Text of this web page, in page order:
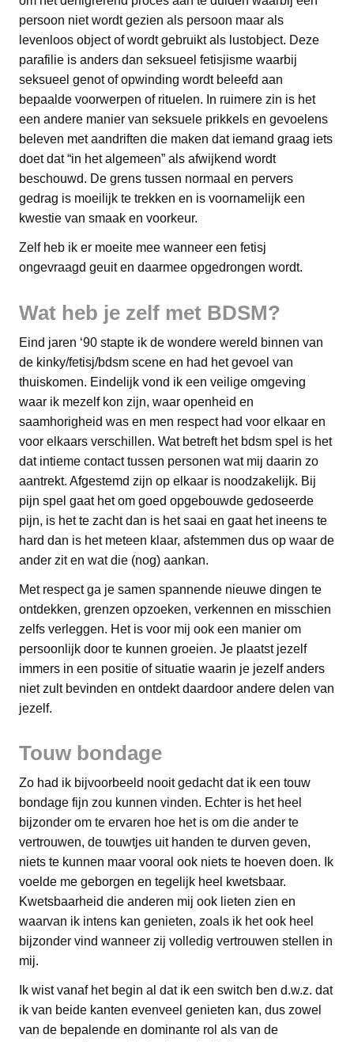
persoon niet wordt gezien als persoon maar als
levenloos object of wordt gebruikt als lustobject. Deze
parafilie is anders dan seksueel fetisjisme waarbij
seksueel genot of opwinding wordt beleefd aan
bepaalde voorwerpen of rituelen. In ruimere zin is het
een andere manier van seksuele prikkels en gevoelens
beleven met aandriften die maken dat iemand graag iets
doet dat “in het algemeen” als afwijkend wordt
beschouwd. De grens tussen normaal en pervers
gedrag is moeilijk te trekken en is voornamelijk een
kwestie van smaak en voorkeur.
Zelf heb ik er moeite mee wanneer een fetisj
ongevraagd geuit en daarmee opgedrongen wordt.
Wat heb je zelf met BDSM?
Eind jaren ‘90 stapte ik de wondere wereld binnen van
de kinky/fetisj/bdsm scene en had het gevoel van
thuiskomen. Eindelijk vond ik een veilige omgeving
waar ik mezelf kon zijn, waar openheid en
saamhorigheid was en men respect had voor elkaar en
voor elkaars verschillen. Wat betreft het bdsm spel is het
dat intieme contact tussen personen wat mij daarin zo
aantrekt. Afgestemd zijn op elkaar is noodzakelijk. Bij
pijn spel gaat het om goed opgebouwde gedoseerde
pijn, is het te zacht dan is het saai en gaat het ineens te
hard dan is het meteen klaar, afstemmen dus op waar de
ander zit en wat die (nog) aankan.
Met respect ga je samen spannende nieuwe dingen te
ontdekken, grenzen opzoeken, verkennen en misschien
zelfs verleggen. Het is voor mij ook een manier om
persoonlijk door te kunnen groeien. Je plaatst jezelf
immers in een positie of situatie waarin je jezelf anders
niet zult bevinden en ontdekt daardoor andere delen van
jezelf.
Touw bondage
Zo had ik bijvoorbeeld nooit gedacht dat ik een touw
bondage fijn zou kunnen vinden. Echter is het heel
bijzonder om te ervaren hoe het is om die ander te
vertrouwen, de touwtjes uit handen te durven geven,
niets te kunnen maar vooral ook niets te hoeven doen. Ik
voelde me geborgen en tegelijk heel kwetsbaar.
Kwetsbaarheid die anderen mij ook lieten zien en
waarvan ik intens kan genieten, zoals ik het ook heel
bijzonder vind wanneer zij volledig vertrouwen stellen in
mij.
Ik wist vanaf het begin al dat ik een switch ben d.w.z. dat
ik van beide kanten evenveel genieten kan, dus zowel
van de bepalende en dominante rol als van de